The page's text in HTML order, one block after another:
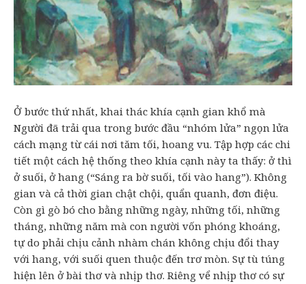
Ở bước thứ nhất, khai thác khía cạnh gian khổ mà
Người đã trải qua trong bước đầu “nhóm lửa” ngọn lửa
cách mạng từ cái nơi tăm tối, hoang vu. Tập hợp các chi
tiết một cách hệ thống theo khía cạnh này ta thấy: ở thì
ở suối, ở hang (“Sáng ra bờ suối, tối vào hang”). Không
gian và cả thời gian chật chội, quẩn quanh, đơn điệu.
Còn gì gò bó cho bằng những ngày, những tối, những
tháng, những năm mà con người vốn phóng khoáng,
tự do phải chịu cảnh nhàm chán không chịu đổi thay
với hang, với suối quen thuộc đến trơ mòn. Sự tù túng
hiện lên ở bài thơ và nhịp thơ. Riêng vể nhịp thơ có sự